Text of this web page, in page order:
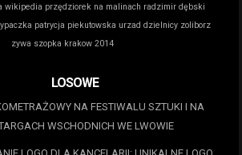
wikipedia przędziorek na malinach radzimir dębski
patrycja piekutowska urzad dzielnicy zoliborz
zywa szopka krakow 2014
LOSOWE
NA FESTIWALU SZTUKI I NA
WSCHODNICH WE LWOWIE